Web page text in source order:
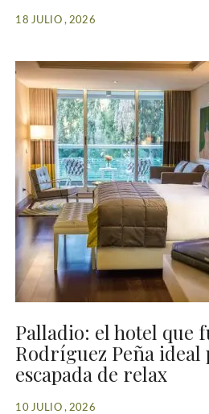
18 JULIO , 2026
Palladio: el hotel que
Rodríguez Peña ideal
escapada de relax
10 JULIO , 2026